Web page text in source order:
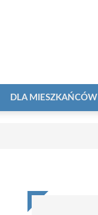
DLA MIESZKAŃCÓW